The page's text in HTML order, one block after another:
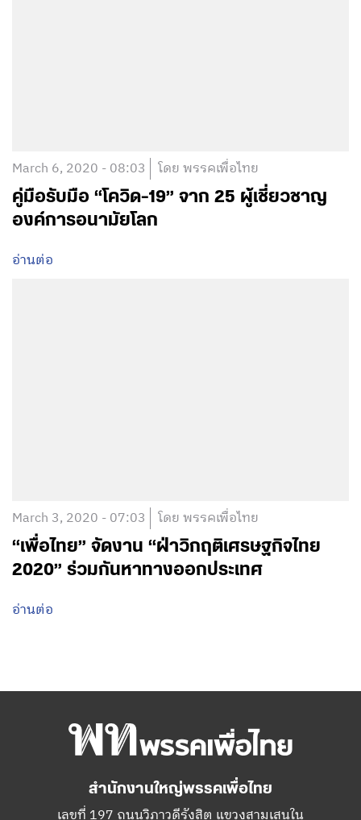
March 6, 2020 - 08:03 โดย พรรคเพื่อไทย
คู่มือรับมือ “โควิด-19” จาก 25 ผู้เชี่ยวชาญ
องค์การอนามัยโลก
อ่านต่อ
March 3, 2020 - 07:03 โดย พรรคเพื่อไทย
“เพื่อไทย” จัดงาน “ฝ่าวิกฤติเศรษฐกิจไทย
2020” ร่วมกันหาทางออกประเทศ
อ่านต่อ
สำนักงานใหญ่พรรคเพื่อไทย